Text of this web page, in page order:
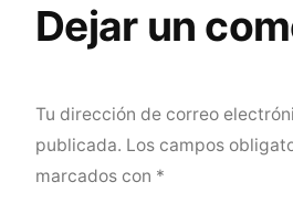
Dejar un
Tu dirección de correo
publicada. Los campos
marcados con *